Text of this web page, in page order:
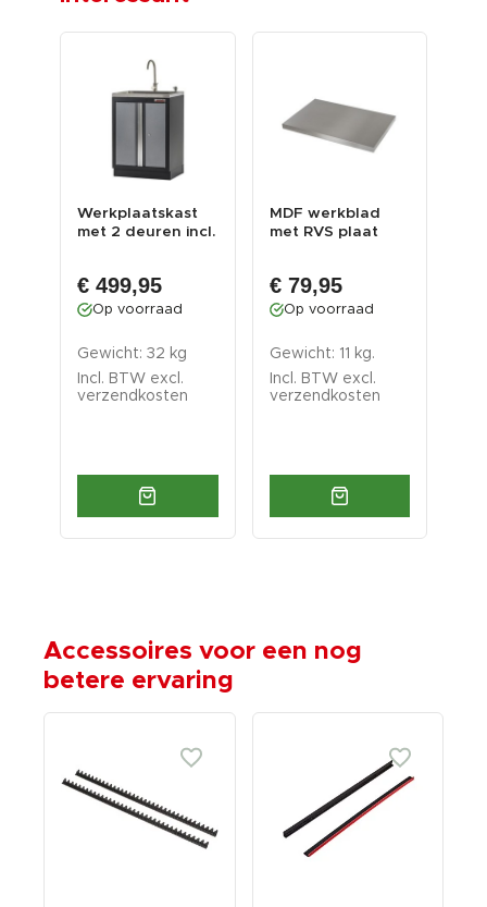
Werkplaatskast
met 2 deuren incl.
€ 499,95
Op voorraad
Gewicht: 32 kg
Incl. BTW excl.
verzendkosten
MDF werkblad
met RVS plaat
€ 79,95
Op voorraad
Gewicht: 11 kg.
Incl. BTW excl.
verzendkosten
Accessoires voor een nog
betere ervaring